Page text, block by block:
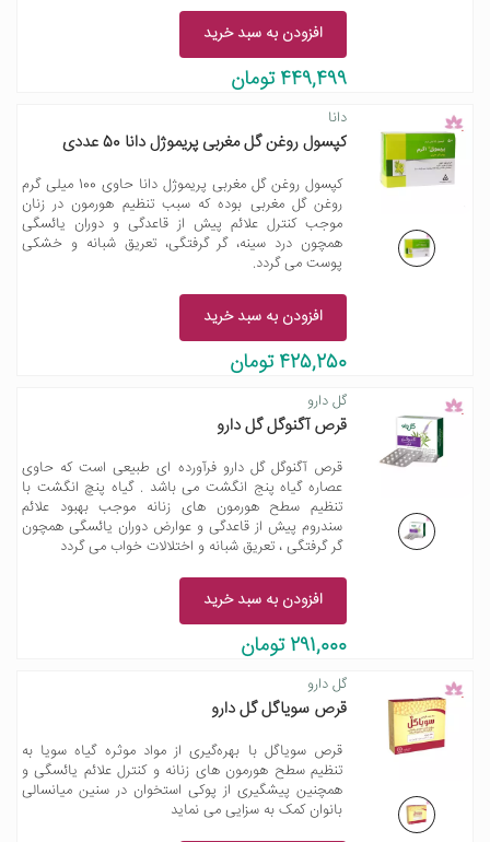
افزودن به سبد خرید
449,499 تومان
دانا
کپسول روغن گل مغربی پریموژل دانا 50 عددی
کپسول روغن گل مغربی پریموژل دانا حاوی 100 میلی گرم
روغن گل مغربی بوده که سبب تنظیم هورمون در زنان
موجب کنترل علائم پیش از قاعدگی و دوران یائسگی
همچون درد سینه، گر گرفتگی، تعریق شبانه و خشکی
پوست می گردد.
افزودن به سبد خرید
425,250 تومان
گل دارو
قرص آگنوگل گل دارو
قرص آگنوگل گل دارو فرآورده ای طبیعی است که حاوی
عصاره گیاه پنج انگشت می باشد . گیاه پنچ انگشت با
تنظیم سطح هورمون های زنانه موجب بهبود علائم
سندروم پیش از قاعدگی و عوارض دوران یائسگی همچون
گر گرفتگی ، تعریق شبانه و اختلالات خواب می گردد
افزودن به سبد خرید
291,000 تومان
گل دارو
قرص سویاگل گل دارو
قرص سویاگل با بهره‌گیری از مواد موثره گیاه سویا به
تنظیم سطح هورمون های زنانه و کنترل علائم یائسگی و
همچنین پیشگیری از پوکی استخوان در سنین میانسالی
بانوان کمک به سزایی می نماید